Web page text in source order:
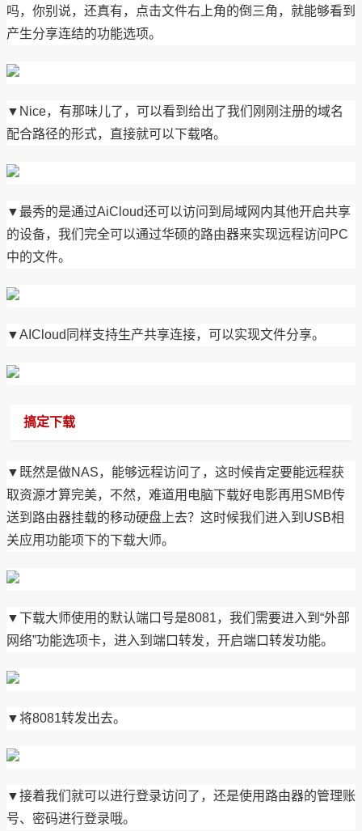
吗，你别说，还真有，点击文件右上角的倒三角，就能够看到
产生分享连结的功能选项。
▼Nice，有那味儿了，可以看到给出了我们刚刚注册的域名
配合路径的形式，直接就可以下载咯。
▼最秀的是通过AiCloud还可以访问到局域网内其他开启共享
的设备，我们完全可以通过华硕的路由器来实现远程访问PC
中的文件。
▼AICloud同样支持生产共享连接，可以实现文件分享。
搞定下载
▼既然是做NAS，能够远程访问了，这时候肯定要能远程获
取资源才算完美，不然，难道用电脑下载好电影再用SMB传
送到路由器挂载的移动硬盘上去？这时候我们进入到USB相
关应用功能项下的下载大师。
▼下载大师使用的默认端口号是8081，我们需要进入到“外部
网络”功能选项卡，进入到端口转发，开启端口转发功能。
▼将8081转发出去。
▼接着我们就可以进行登录访问了，还是使用路由器的管理账
号、密码进行登录哦。